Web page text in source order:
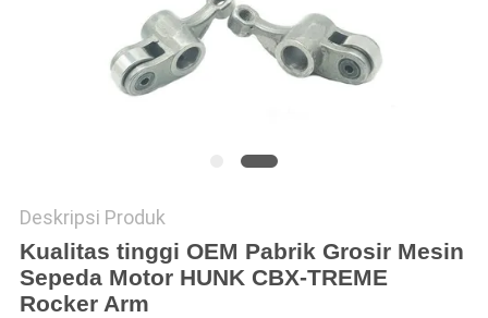
Deskripsi Produk
Kualitas tinggi OEM Pabrik Grosir Mesin
Sepeda Motor HUNK CBX-TREME
Rocker Arm